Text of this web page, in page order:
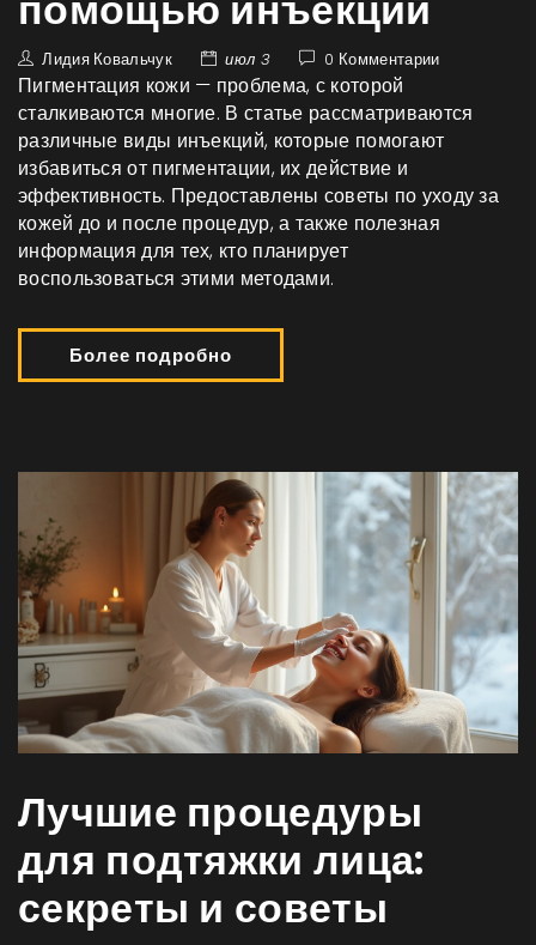
Лидия Ковальчук июл 3 0 Комментарии
Пигментация кожи — проблема, с которой
сталкиваются многие. В статье рассматриваются
различные виды инъекций, которые помогают
избавиться от пигментации, их действие и
эффективность. Предоставлены советы по уходу за
кожей до и после процедур, а также полезная
информация для тех, кто планирует
воспользоваться этими методами.
Более подробно
Лучшие процедуры
для подтяжки лица:
секреты и советы